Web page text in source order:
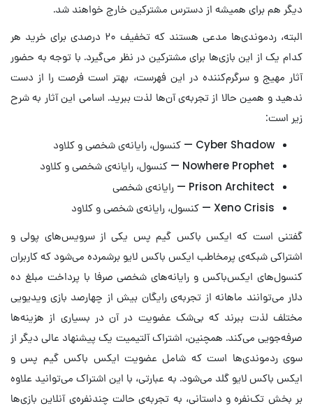
دیگر هم برای همیشه از دسترس مشترکین خارج خواهند شد.
البته، ردموندی‌ها مدعی هستند که تخفیف ۲۰ درصدی برای خرید هر
کدام یک از این بازی‌ها برای مشترکین در نظر می‌گیرد. با توجه به حضور
آثار مهیج و سرگرم‌کننده‌ در این فهرست، بهتر است فرصت را از دست
ندهید و همین حالا از تجربه‌ی آن‌ها لذت ببرید. اسامی این آثار به شرح
زیر است:
Cyber Shadow — کنسول، رایانه‌ی شخصی و کلاود
Nowhere Prophet — کنسول، رایانه‌ی شخصی و کلاود
Prison Architect — رایانه‌ی شخصی
Xeno Crisis — کنسول، رایانه‌ی شخصی و کلاود
گفتنی است که ایکس باکس گیم پس یکی از سرویس‌های پولی و
اشتراکی شبکه‌ی پرمخاطب ایکس باکس لایو برشمرده می‌شود که کاربران
کنسول‌های ایکس‌باکس و رایانه‌های شخصی صرفا با پرداخت مبلغ ده
دلار می‌توانند ماهانه از تجربه‌ی رایگان بیش از چهارصد بازی ویدیویی
مختلف لذت ببرند که بی‌شک عضویت در آن در بسیاری از هزینه‌ها
صرفه‌جویی می‌کند. همچنین، اشتراک آلتیمیت یک پیشنهاد عالی دیگر از
سوی ردموندی‌ها است که شامل عضویت ایکس باکس گیم پس و
ایکس باکس لایو گلد می‌شود. به عبارتی، با این اشتراک می‌توانید علاوه
بر بخش تک‌نفره و داستانی، به تجربه‌ی حالت چندنفره‌ی آنلاین بازی‌ها